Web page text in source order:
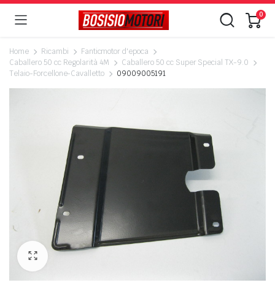
0
Home Ricambi
Fanticmotor d'epoca
Caballero 50 cc Regolarità 4M
Caballero 50 cc Super Special TX-9.0
Telaio-Forcellone-Cavalletto
09009005191